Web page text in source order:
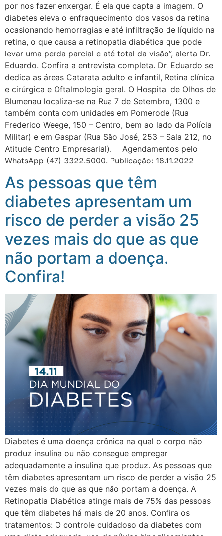
por nos fazer enxergar. É ela que capta a imagem. O
diabetes eleva o enfraquecimento dos vasos da retina
ocasionando hemorragias e até infiltração de líquido na
retina, o que causa a retinopatia diabética que pode
levar uma perda parcial e até total da visão”, alerta Dr.
Eduardo. Confira a entrevista completa. Dr. Eduardo se
dedica as áreas Catarata adulto e infantil, Retina clínica
e cirúrgica e Oftalmologia geral. O Hospital de Olhos de
Blumenau localiza-se na Rua 7 de Setembro, 1300 e
também conta com unidades em Pomerode (Rua
Frederico Weege, 150 – Centro, bem ao lado da Polícia
Militar) e em Gaspar (Rua São José, 253 – Sala 212, no
Atitude Centro Empresarial). ⠀ Agendamentos pelo
WhatsApp (47) 3322.5000. Publicação: 18.11.2022
As pessoas que têm
diabetes apresentam um
risco de perder a visão 25
vezes mais do que as que
não portam a doença.
Confira!
Diabetes é uma doença crônica na qual o corpo não
produz insulina ou não consegue empregar
adequadamente a insulina que produz. As pessoas que
têm diabetes apresentam um risco de perder a visão 25
vezes mais do que as que não portam a doença. A
Retinopatia Diabética atinge mais de 75% das pessoas
que têm diabetes há mais de 20 anos. Confira os
tratamentos: O controle cuidadoso da diabetes com